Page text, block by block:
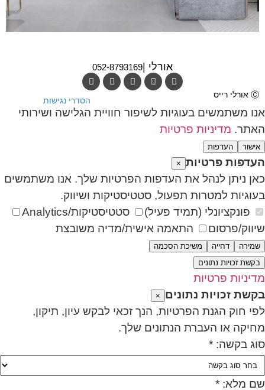
אורלי | 052-8793169
Ⓒ אורלי רייס
הסדרי נגישות
אנו משתמשים בעוגיות לשיפור חוויית הגלישה ושירותי
האתר. מדיניות פרטיות
אישור העדפות
העדפות פרטיות ×
כאן ניתן לנהל את העדפות הפרטיות שלך. אנו משתמשים
בעוגיות למטרות תפעול, סטטיסטיקות ושיווק.
פונקציונלי (תמיד פעיל)
סטטיסטיקות/Analytics
שיווק/פרסום
התאמה אישית/מדיה משובצת
שמירה דחייה
משיכת הסכמה
בקשת זכויות נתונים
מדיניות פרטיות
בקשת זכויות נתונים
×
לפי חוק הגנת הפרטיות, הנך זכאי לבקש עיון, תיקון,
מחיקה או העברת הנתונים שלך.
סוג בקשה: *
שם מלא: *